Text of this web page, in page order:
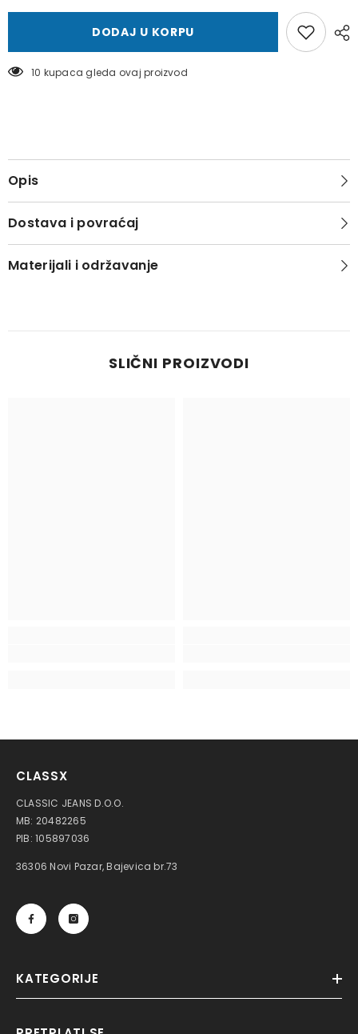
širokim
širokim
606/19
DODAJ U KORPU
10 kupaca gleda ovaj proizvod
Opis
Dostava i povraćaj
Materijali i održavanje
SLIČNI PROIZVODI
CLASSX
CLASSIC JEANS D.O.O.
MB: 20482265
PIB: 105897036
36306 Novi Pazar, Bajevica br.73
KATEGORIJE